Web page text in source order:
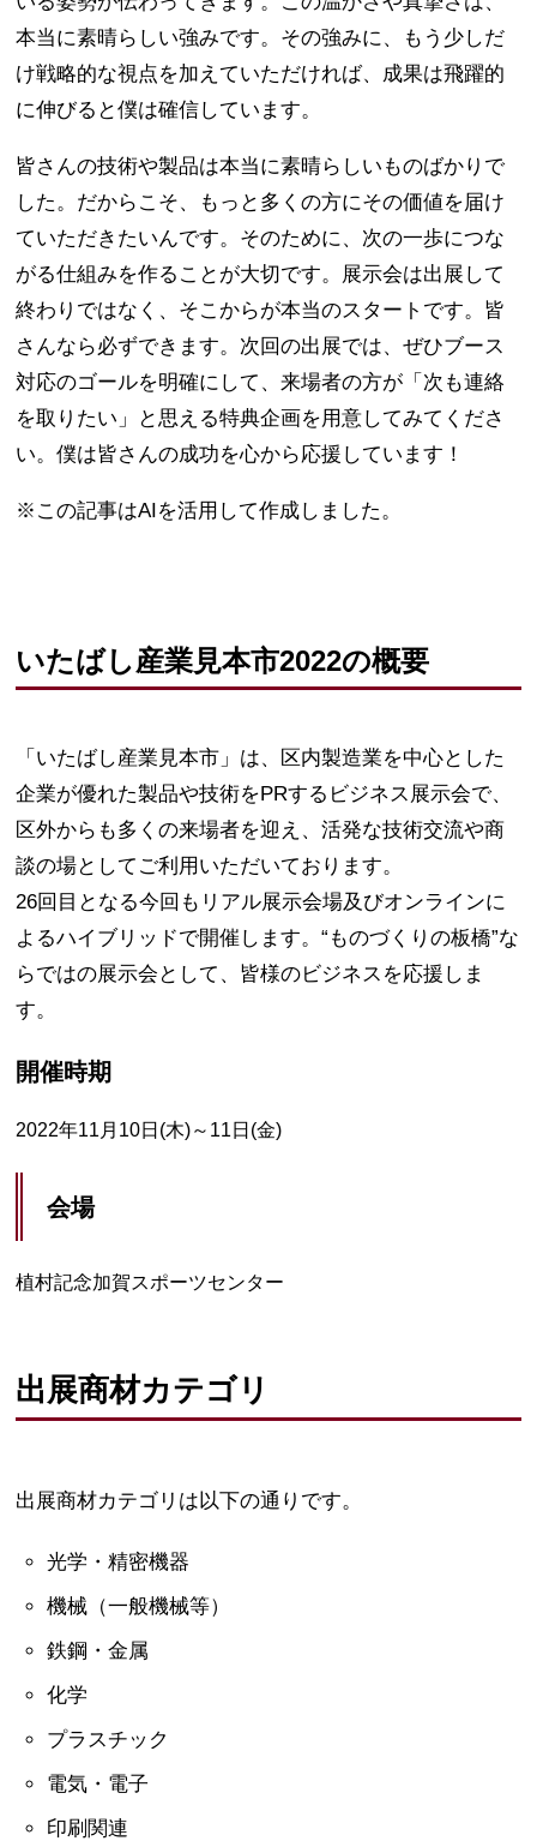
本当に素晴らしい強みです。その強みに、もう少しだ
け戦略的な視点を加えていただければ、成果は飛躍的
に伸びると僕は確信しています。
皆さんの技術や製品は本当に素晴らしいものばかりで
した。だからこそ、もっと多くの方にその価値を届け
ていただきたいんです。そのために、次の一歩につな
がる仕組みを作ることが大切です。展示会は出展して
終わりではなく、そこからが本当のスタートです。皆
さんなら必ずできます。次回の出展では、ぜひブース
対応のゴールを明確にして、来場者の方が「次も連絡
を取りたい」と思える特典企画を用意してみてくださ
い。僕は皆さんの成功を心から応援しています！
※この記事はAIを活用して作成しました。
いたばし産業見本市2022の概要
「いたばし産業見本市」は、区内製造業を中心とした
企業が優れた製品や技術をPRするビジネス展示会で、
区外からも多くの来場者を迎え、活発な技術交流や商
談の場としてご利用いただいております。
26回目となる今回もリアル展示会場及びオンラインに
よるハイブリッドで開催します。“ものづくりの板橋”な
らではの展示会として、皆様のビジネスを応援しま
す。
開催時期
2022年11月10日(木)～11日(金)
会場
植村記念加賀スポーツセンター
出展商材カテゴリ
出展商材カテゴリは以下の通りです。
光学・精密機器
機械（一般機械等）
鉄鋼・金属
化学
プラスチック
電気・電子
印刷関連